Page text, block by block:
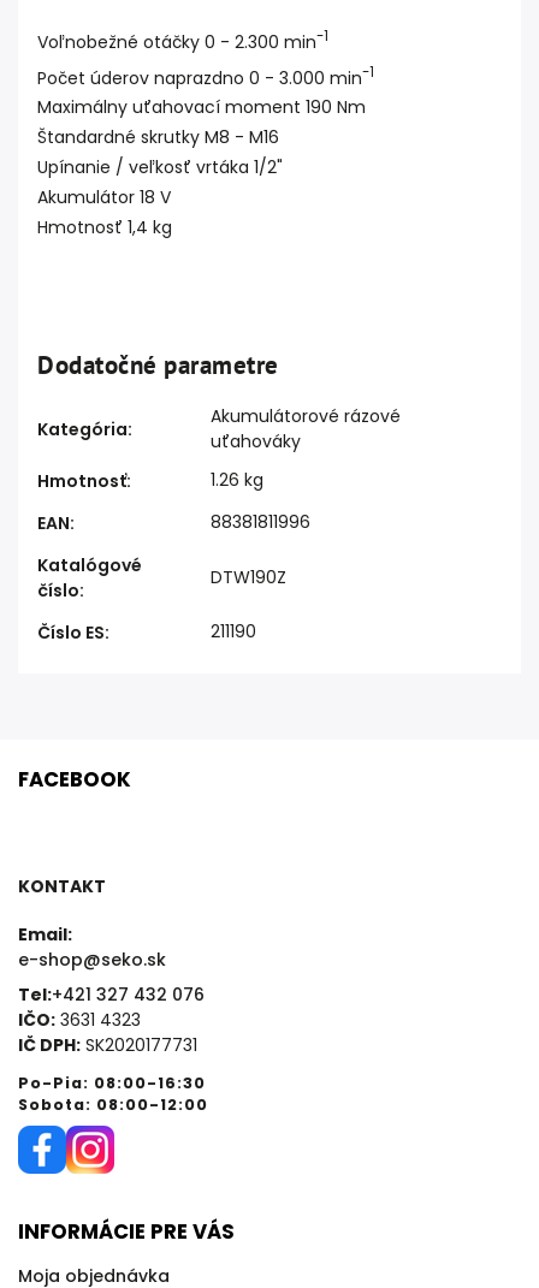
Voľnobežné otáčky 0 - 2.300 min-1
Počet úderov naprazdno 0 - 3.000 min-1
Maximálny uťahovací moment 190 Nm
Štandardné skrutky M8 - M16
Upínanie / veľkosť vrtáka 1/2"
Akumulátor 18 V
Hmotnosť 1,4 kg
Dodatočné parametre
Kategória:
Akumulátorové rázové
uťahováky
Hmotnosť:
1.26 kg
EAN:
88381811996
Katalógové
číslo:
DTW190Z
Číslo ES: 211190
FACEBOOK
KONTAKT
Email:
e-shop@seko.sk
Tel:+421 327 432 076
IČO: 3631 4323
IČ DPH: SK2020177731
Po-Pia: 08:00-16:30
Sobota: 08:00-12:00
INFORMÁCIE PRE VÁS
Moja objednávka